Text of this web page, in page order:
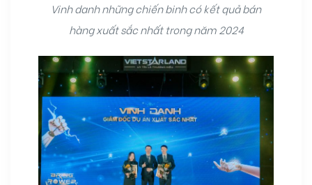
Vinh danh những chiến binh có kết quả bán
hàng xuất sắc nhất trong năm 2024